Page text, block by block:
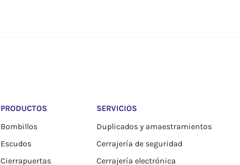
PRODUCTOS
Bombillos
Escudos
Cierrapuertas
SERVICIOS
Duplicados y amaestramientos
Cerrajería de seguridad
Cerrajería electrónica